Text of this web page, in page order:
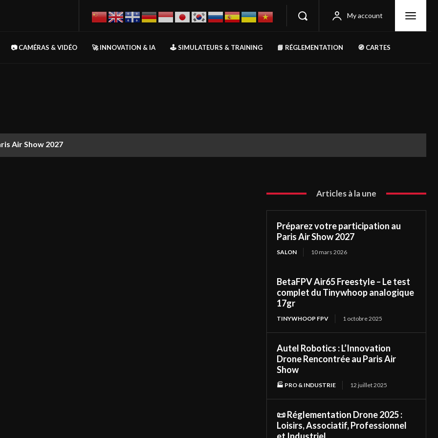
My account
📷 CAMÉRAS & VIDÉO 🚀 INNOVATION & IA 🕹️ SIMULATEURS & TRAINING 📘 RÉGLEMENTATION 🧭 CARTES
Air Show 2027
Articles à la une
Préparez votre participation au
Paris Air Show 2027
SALON 10 mars 2026
BetaFPV Air65 Freestyle – Le test
complet du Tinywhoop analogique
17gr
TINYWHOOP FPV 1 octobre 2025
Autel Robotics : L’Innovation
Drone Rencontrée au Paris Air
Show
🏭 PRO & INDUSTRIE 12 juillet 2025
📜 Réglementation Drone 2025 :
Loisirs, Associatif, Professionnel